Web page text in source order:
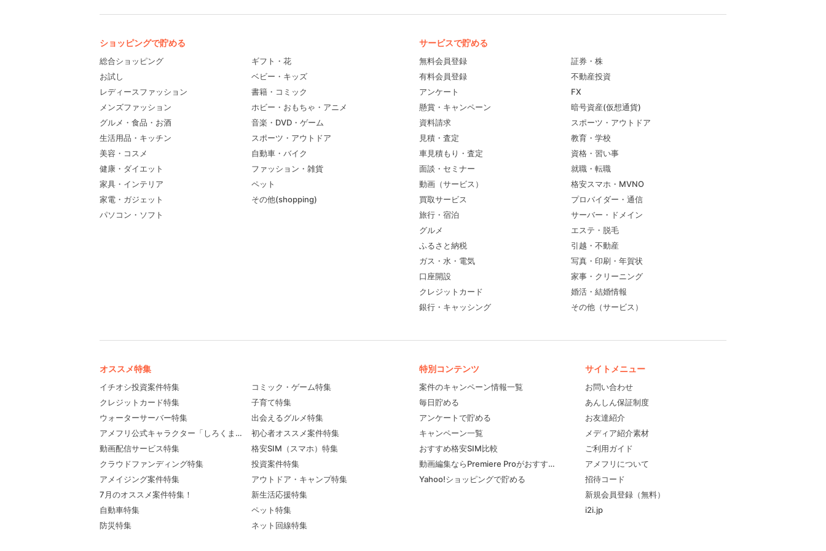
ショッピングで貯める
総合ショッピング
お試し
レディースファッション
メンズファッション
グルメ・食品・お酒
生活用品・キッチン
美容・コスメ
健康・ダイエット
家具・インテリア
家電・ガジェット
パソコン・ソフト
ギフト・花
ベビー・キッズ
書籍・コミック
ホビー・おもちゃ・アニメ
音楽・DVD・ゲーム
スポーツ・アウトドア
自動車・バイク
ファッション・雑貨
ペット
その他(shopping)
サービスで貯める
無料会員登録
有料会員登録
アンケート
懸賞・キャンペーン
資料請求
見積・査定
車見積もり・査定
面談・セミナー
動画（サービス）
買取サービス
旅行・宿泊
グルメ
ふるさと納税
ガス・水・電気
口座開設
クレジットカード
銀行・キャッシング
証券・株
不動産投資
FX
暗号資産(仮想通貨)
スポーツ・アウトドア
教育・学校
資格・習い事
就職・転職
格安スマホ・MVNO
プロバイダー・通信
サーバー・ドメイン
エステ・脱毛
引越・不動産
写真・印刷・年賀状
家事・クリーニング
婚活・結婚情報
その他（サービス）
オススメ特集
イチオシ投資案件特集
クレジットカード特集
ウォーターサーバー特集
アメフリ公式キャラクター「しろくま先輩」プロフィール
動画配信サービス特集
クラウドファンディング特集
アメイジング案件特集
7月のオススメ案件特集！
自動車特集
防災特集
コミック・ゲーム特集
子育て特集
出会えるグルメ特集
初心者オススメ案件特集
格安SIM（スマホ）特集
投資案件特集
アウトドア・キャンプ特集
新生活応援特集
ペット特集
ネット回線特集
特別コンテンツ
案件のキャンペーン情報一覧
毎日貯める
アンケートで貯める
キャンペーン一覧
おすすめ格安SIM比較
動画編集ならPremiere Proがおすすめ！
Yahoo!ショッピングで貯める
サイトメニュー
お問い合わせ
あんしん保証制度
お友達紹介
メディア紹介素材
ご利用ガイド
アメフリについて
招待コード
新規会員登録（無料）
i2i.jp